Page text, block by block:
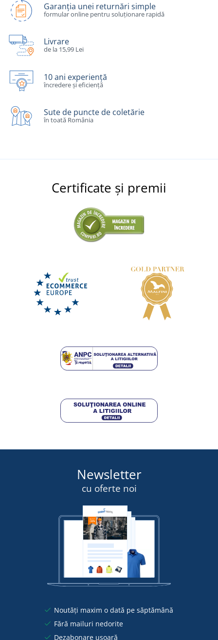
Garanția unei returnări simple
formular online pentru soluționare rapidă
Livrare
de la 15,99 Lei
10 ani experiență
încredere și eficiență
Sute de puncte de coletărie
în toată România
Certificate și premii
Newsletter
cu oferte noi
Noutăți maxim o dată pe săptămână
Fără mailuri nedorite
Dezabonare ușoară